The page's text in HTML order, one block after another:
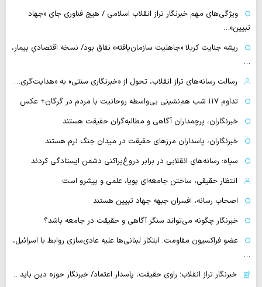
ویژگی‌های مهم خبرنگار تراز انقلاب اسلامی / هیچ فناوری‌ جای «جهاد
تبیین»…
ریشه جنایت کربلا «جاهلیت سازمان‌یافته» نفاق بود/ نسخه اقتصادیِ بیمار،
…
رسالت رسانه‌های تراز انقلاب، تحول از «خبرنگاری سنتی» به «هدایت‌گری…
تداوم ۱۱۷ شب هم‌نشینی بی‌واسطه روحانیت با مردم در گرگان+ عکس
خبرنگاران، پرچمداران آگاهی و مطالبه‌گران حقیقت هستند
خبرنگاران، پاسداران مرزهای حقیقت در میدان جنگ نرم هستند
سپاه: رسانه‌های انقلابی در برابر دروغ‌پراکنی دشمن ایستادگی کردند
انتظار حقیقی، ساختن جامعه‌ای پویا، علمی و پیشرو است
اصحاب رسانه، افسران جبهه جهاد تبیین هستند
خبرنگار چگونه می‌تواند سنگر آگاهی و حقیقت در جامعه باشد؟
عضو فراکسیون مقاومت: ابتکار لبنانی‌ها علیه عادی‌سازی روابط با اسرائیل،
…
خبرنگار تراز انقلاب؛ راوی حقیقت، پاسدار اعتماد/ خبرنگار حوزه دین باید…